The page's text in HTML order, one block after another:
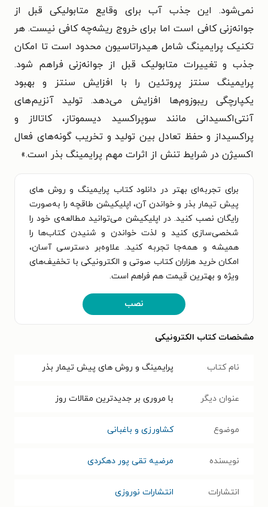
نمی‌شود. این جذب آب برای وقایع متابولیکی قبل از
جوانه‌زنی کافی است اما برای خروج ریشه‌چه کافی نیست. هر
تکنیک پرایمینگ شامل هیدراتاسیون محدود است تا امکان
جذب و تغییرات متابولیک قبل از جوانه‌زنی فراهم شود.
پرایمینگ سنتز پروتئین را با افزایش سنتز و بهبود
یکپارچگی ریبوزوم‌ها افزایش می‌دهد. تولید آنزیم‌های
آنتی‌اکسیدانی مانند سوپراکسید دیسموتاز، کاتالاز و
پراکسیداز و حفظ تعادل بین تولید و تخریب گونه‌های فعال
اکسیژن در شرایط تنش از اثرات مهم پرایمینگ بذر است.»
برای تجربه‌ای بهتر در دانلود کتاب پرایمینگ و روش های
پیش تیمار بذر و خواندن آن، اپلیکیشن طاقچه را به‌صورت
رایگان نصب کنید. در اپلیکیشن می‌توانید مطالعه‌ی خود را
شخصی‌سازی کنید و لذت خواندن و شنیدن کتاب‌ها را
همیشه و همه‌جا تجربه کنید. علاوه‌بر دسترسی آسان،
امکان خرید هزاران کتاب صوتی و الکترونیکی با تخفیف‌های
ویژه و بهترین قیمت هم فراهم است.
نصب
مشخصات کتاب الکترونیکی
نام کتاب پرایمینگ و روش های پیش تیمار بذر
عنوان دیگر با مروری بر جدیدترین مقالات روز
موضوع کشاورزی و باغبانی
نویسنده مرضیه تقی پور دهکردی
انتشارات انتشارات نوروزی